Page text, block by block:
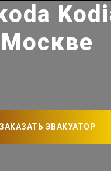
Москве
ЗАКАЗАТЬ ЭВАКУАТОР